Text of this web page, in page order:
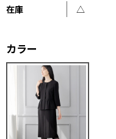
在庫 △
カラー